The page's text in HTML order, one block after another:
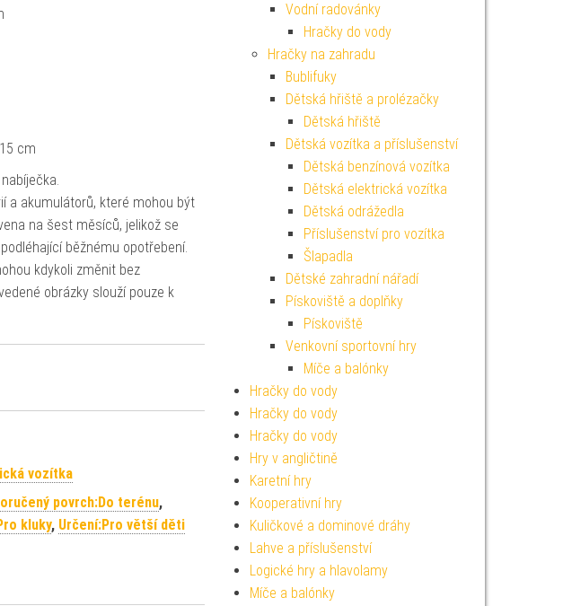
cm
a akumulátorů, které mohou být
na šest měsíců, jelikož se
běžnému opotřebení.
kdykoli změnit bez
obrázky slouží pouze k
vozítka
povrch:Do terénu,
kluky, Určení:Pro větší děti
Vodní radovánky
Hračky do vody
Hračky na zahradu
Bublifuky
Dětská hřiště a prolézačky
Dětská hřiště
Dětská vozítka a příslušenství
Dětská benzínová vozítka
Dětská elektrická vozítka
Dětská odrážedla
Příslušenství pro vozítka
Šlapadla
Dětské zahradní nářadí
Pískoviště a doplňky
Pískoviště
Venkovní sportovní hry
Míče a balónky
Hračky do vody
Hračky do vody
Hračky do vody
Hry v angličtině
Karetní hry
Kooperativní hry
Kuličkové a dominové dráhy
Lahve a příslušenství
Logické hry a hlavolamy
Míče a balónky